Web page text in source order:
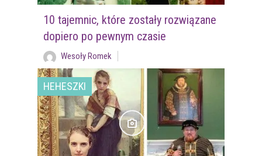
10 tajemnic, które zostały rozwiązane
dopiero po pewnym czasie
Wesoły Romek
HEHESZKI